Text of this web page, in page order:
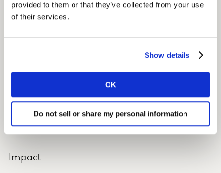
provided to them or that they’ve collected from your use
of their services.
Show details
OK
Do not sell or share my personal information
Insight
deux marchés - entraînant une hausse significative des
été réalisées (Facebook et Instagram) se sont avérés
idéaux pour obtenir l'impact souhaité de la campagne
sur des publics spécifiques.
Impact